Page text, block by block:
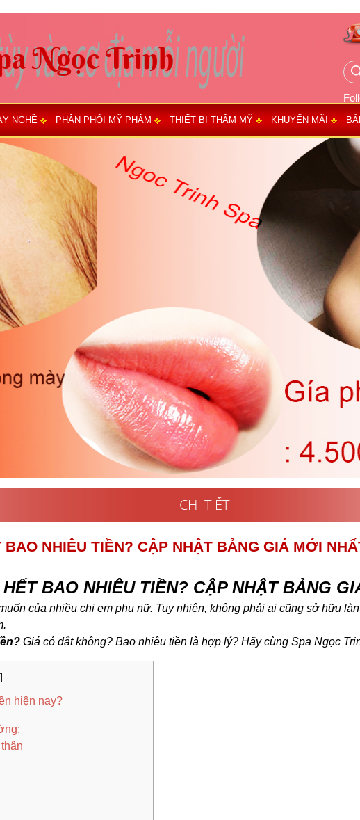
NGHỀ PHÂN PHỐI MỸ PHẨM THIẾT BỊ THẨM MỸ KHUYẾN MÃI
CHI TIẾT
NHIÊU TIỀN? CẬP NHẬT BẢNG GIÁ MỚI
BAO NHIÊU TIỀN? CẬP NHẬT BẢNG
của nhiều chị em phụ nữ. Tuy nhiên, không phải ai cũng sở hữu
Giá có đắt không? Bao nhiêu tiền là hợp lý? Hãy cùng Spa Ngọc
hiện nay?